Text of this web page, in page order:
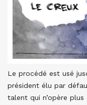
Le procédé est usé
président élu par
talent qui n’opère plus